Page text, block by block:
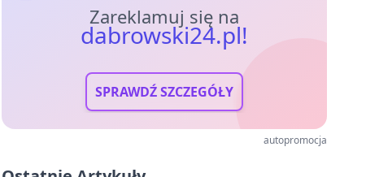
Zareklamuj się na
dabrowski24.pl!
SPRAWDŹ SZCZEGÓŁY
autopromocja